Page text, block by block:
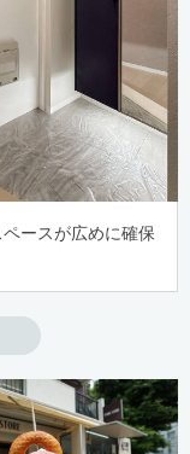
ースが広めに確保